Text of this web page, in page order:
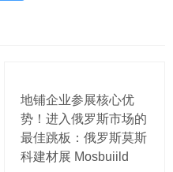
地铺企业参展核心优
势！进入俄罗斯市场的
最佳跳板：俄罗斯莫斯
科建材展 Mosbuiild